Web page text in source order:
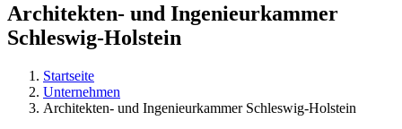
Architekten- und Ingenieurkammer
Schleswig-Holstein
Startseite
Unternehmen
Architekten- und Ingenieurkammer Schleswig-Holstein